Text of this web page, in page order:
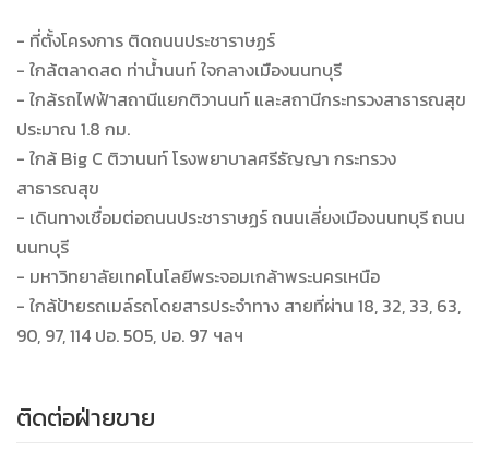
- ที่ตั้งโครงการ ติดถนนประชาราษฏร์
- ใกล้ตลาดสด ท่าน้ำนนท์ ใจกลางเมืองนนทบุรี
- ใกล้รถไฟฟ้าสถานีแยกติวานนท์ และสถานีกระทรวงสาธารณสุข
ประมาณ 1.8 กม.
- ใกล้ Big C ติวานนท์ โรงพยาบาลศรีธัญญา กระทรวง
สาธารณสุข
- เดินทางเชื่อมต่อถนนประชาราษฏร์ ถนนเลี่ยงเมืองนนทบุรี ถนน
นนทบุรี
- มหาวิทยาลัยเทคโนโลยีพระจอมเกล้าพระนครเหนือ
- ใกล้ป้ายรถเมล์รถโดยสารประจำทาง สายที่ผ่าน 18, 32, 33, 63,
90, 97, 114 ปอ. 505, ปอ. 97 ฯลฯ
ติดต่อฝ่ายขาย